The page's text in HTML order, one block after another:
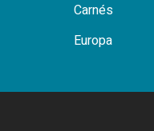
Carnés
Europa